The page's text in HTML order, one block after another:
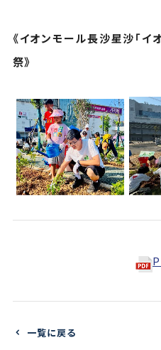
《イオンモール長沙星沙「イ
祭》
一覧に戻る